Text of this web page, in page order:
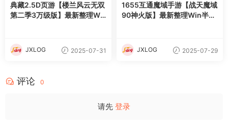
典藏2.5D页游【楼兰风云无双
第二季3万级版】最新整理Wi
JXLOG 2025-07-31
1655互通魔域手游【战天魔域
90神火版】最新整理Win半手
频教程JXLOG 2025-07-29
评论 0
请先 登录